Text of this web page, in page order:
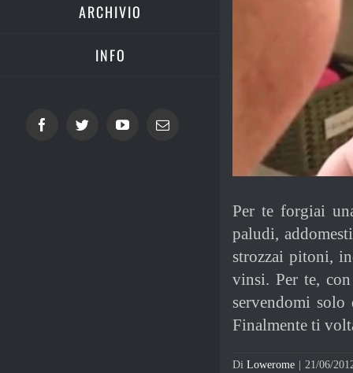
ARCHIVIO
INFO
FacebookTwitterYouTubeEmail
Per te forgiai
paludi,
strozzai pitoni,
vinsi. Per te,
servendomi
Finalmente ti
Di Lowerome | 21/06/